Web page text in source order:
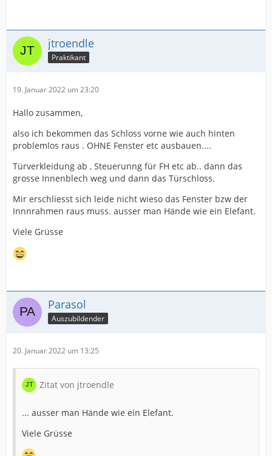
jtroendle
Praktikant
19. Januar 2022 um 23:20
Hallo zusammen,
also ich bekommen das Schloss vorne wie auch hinten
problemlos raus . OHNE Fenster etc ausbauen....
Türverkleidung ab , Steuerunng für FH etc ab.. dann das
grosse Innenblech weg und dann das Türschloss.
Mir erschliesst sich leide nicht wieso das Fenster bzw der
Innnrahmen raus muss. ausser man Hände wie ein Elefant.
Viele Grüsse
Parasol
Auszubildender
20. Januar 2022 um 13:25
Zitat von jtroendle
... ausser man Hände wie ein Elefant.
Viele Grüsse